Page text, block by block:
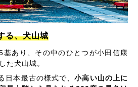
る、犬山城
基あり、その中のひとつが小田信康
た犬山城。
日本最古の様式で、小高い山の上に